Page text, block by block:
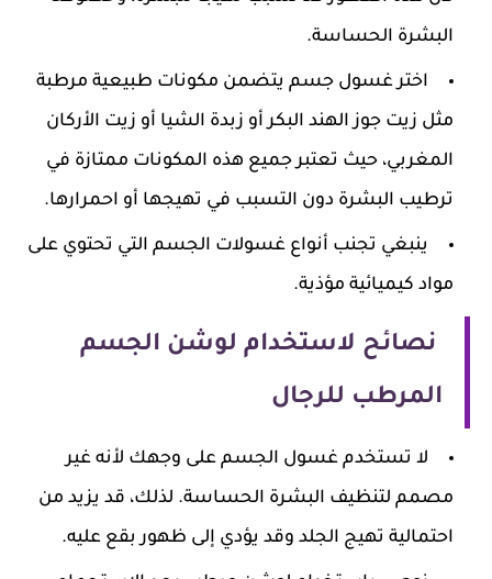
البشرة الحساسة.
اختر غسول جسم يتضمن مكونات طبيعية مرطبة
مثل زيت جوز الهند البكر أو زبدة الشيا أو زيت الأركان
المغربي، حيث تعتبر جميع هذه المكونات ممتازة في
ترطيب البشرة دون التسبب في تهيجها أو احمرارها.
ينبغي تجنب أنواع غسولات الجسم التي تحتوي على
مواد كيميائية مؤذية.
نصائح لاستخدام لوشن الجسم
المرطب للرجال
لا تستخدم غسول الجسم على وجهك لأنه غير
مصمم لتنظيف البشرة الحساسة. لذلك، قد يزيد من
احتمالية تهيج الجلد وقد يؤدي إلى ظهور بقع عليه.